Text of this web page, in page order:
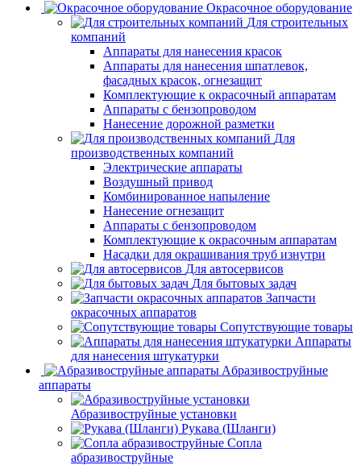
Окрасочное оборудование
Для строительных
компаний
Аппараты для нанесения красок
Аппараты для нанесения шпатлевок,
фасадных красок, огнезащит
Комплектующие к окрасочный аппаратам
Аппараты с бензопроводом
Нанесение дорожной разметки
Для
производственных компаний
Электрические аппараты
Воздушный привод
Комбинированное напыление
Нанесение огнезащит
Аппараты с бензопроводом
Комплектующие к окрасочным аппаратам
Насадки для окрашивания труб изнутри
Для автосервисов
Для бытовых задач
Запчасти
окрасочных аппаратов
Сопутствующие товары
Аппараты
для нанесения штукатурки
Aбразивоструйные
аппараты
Абразивоструйные установки
Рукава (Шланги)
Сопла
абразивоструйные